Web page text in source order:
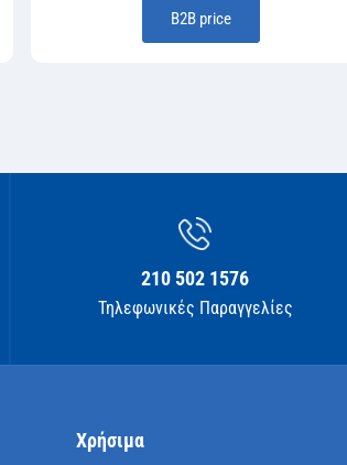
Β2Β price
210 502 1576
Τηλεφωνικές Παραγγελίες
Χρήσιμα